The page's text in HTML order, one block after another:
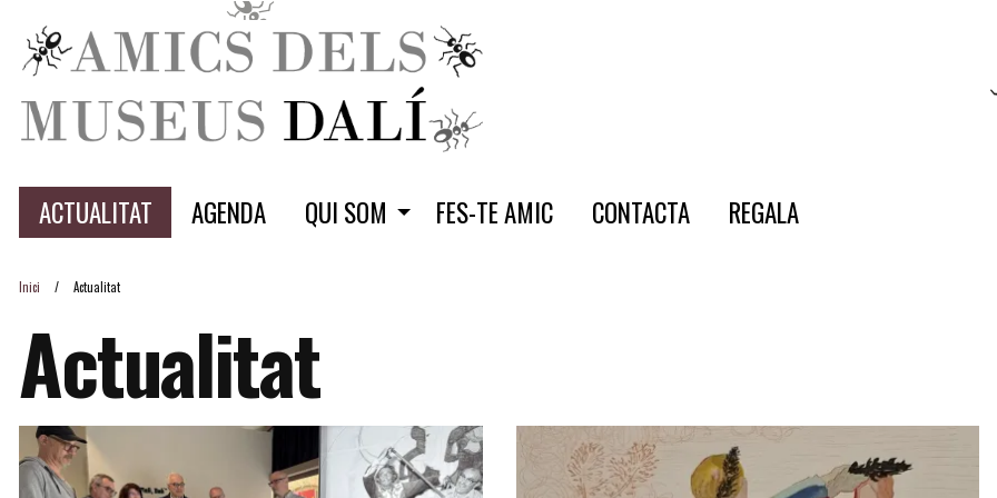
ACTUALITAT AGENDA QUI SOM FES-TE AMIC CONTACTA REGALA
Inici Actualitat
Actualitat